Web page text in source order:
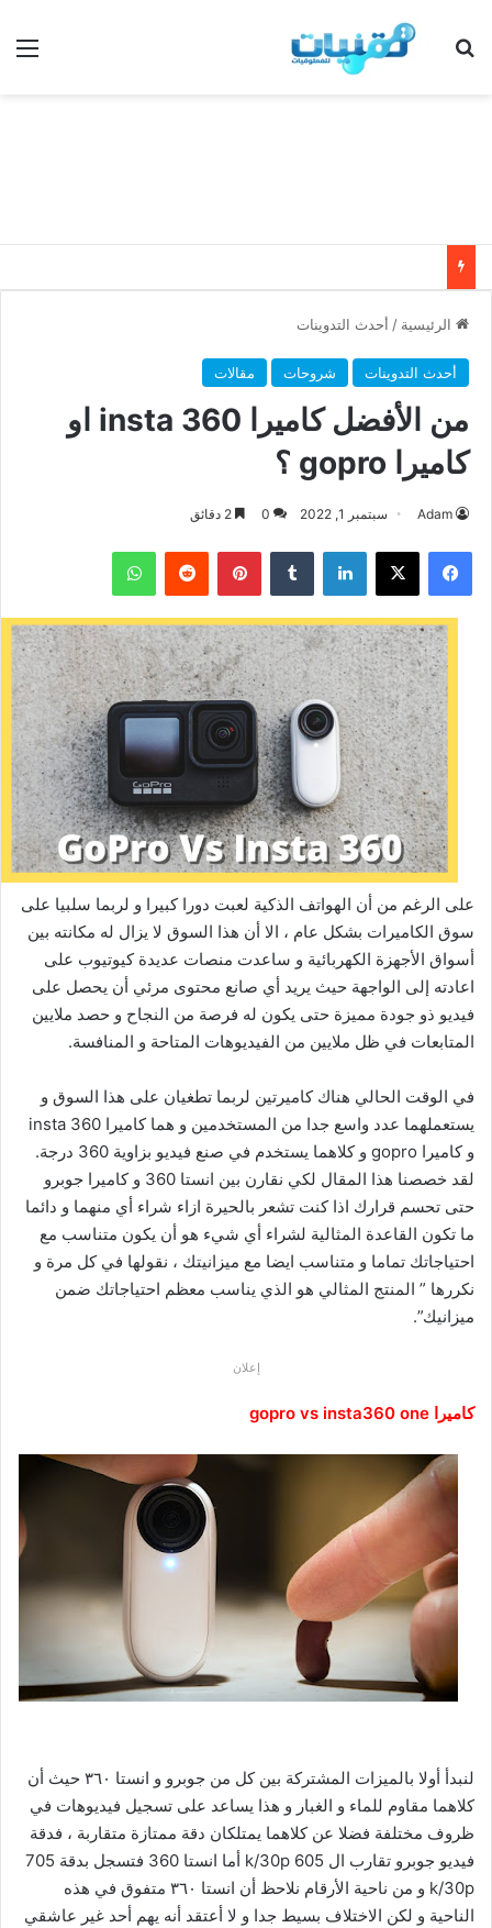
بحث عن
الرئيسية / أحدث التدوينات
أحدث التدوينات شروحات مقالات
من الأفضل كاميرا insta 360 او
كاميرا gopro ؟
Adam سبتمبر 1, 2022 0
فيسبوك ‫X لينكدإن بينتيريست واتساب
على الرغم من أن الهواتف الذكية لعبت دورا كبيرا و لربما سلبيا على
سوق الكاميرات بشكل عام ، الا أن هذا السوق لا يزال له مكانته بين
أسواق الأجهزة الكهربائية و ساعدت منصات عديدة كيوتيوب على
اعادته إلى الواجهة حيث يريد أي صانع محتوى مرئي أن يحصل على
فيديو ذو جودة مميزة حتى يكون له فرصة من النجاح و حصد ملايين
المتابعات في ظل ملايين من الفيديوهات المتاحة و المنافسة.
في الوقت الحالي هناك كاميرتين لربما تطغيان على هذا السوق و
يستعملهما عدد واسع جدا من المستخدمين و هما كاميرا insta 360
و كاميرا gopro و كلاهما يستخدم في صنع فيديو بزاوية 360 درجة.
لقد خصصنا هذا المقال لكي نقارن بين انستا 360 و كاميرا جوبرو
حتى تحسم قرارك اذا كنت تشعر بالحيرة ازاء شراء أي منهما و دائما
ما تكون القاعدة المثالية لشراء أي شيء هو أن يكون متناسب مع
احتياجاتك تماما و متناسب ايضا مع ميزانيتك ، نقولها في كل مرة و
نكررها ” المنتج المثالي هو الذي يناسب معظم احتياجاتك ضمن
ميزانيك”.
إعلان
كاميرا gopro vs insta360 one
لنبدأ أولا بالميزات المشتركة بين كل من جوبرو و انستا ٣٦٠ حيث أن
كلاهما مقاوم للماء و الغبار و هذا يساعد على تسجيل فيديوهات في
ظروف مختلفة فضلا عن كلاهما يمتلكان دقة ممتازة متقاربة ، فدقة
فيديو جوبرو تقارب ال 605 k/30p أما انستا 360 فتسجل بدقة 705
k/30p و من ناحية الأرقام نلاحظ أن انستا ٣٦٠ متفوق في هذه
الناحية و لكن الاختلاف بسيط جدا و لا أعتقد أنه يهم أحد غير عاشقي